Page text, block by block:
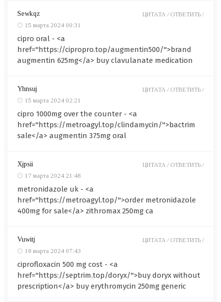
Sewkqz
15 марта 2024 00:31
cipro oral - <a
href="https://cipropro.top/augmentin500/">brand
augmentin 625mg</a> buy clavulanate medication
ЦИТАТА / ОТВЕТИТЬ /
Yhnsuj
15 марта 2024 02:21
cipro 1000mg over the counter - <a
href="https://metroagyl.top/clindamycin/">bactrim
sale</a> augmentin 375mg oral
ЦИТАТА / ОТВЕТИТЬ /
Xjpsii
17 марта 2024 21:48
metronidazole uk - <a
href="https://metroagyl.top/">order metronidazole
400mg for sale</a> zithromax 250mg ca
ЦИТАТА / ОТВЕТИТЬ /
Vuwitj
18 марта 2024 07:43
ciprofloxacin 500 mg cost - <a
href="https://septrim.top/doryx/">buy doryx without
prescription</a> buy erythromycin 250mg generic
ЦИТАТА / ОТВЕТИТЬ /